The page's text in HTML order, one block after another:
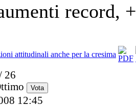
record,
attitudinali anche per la cresima
26
12:45